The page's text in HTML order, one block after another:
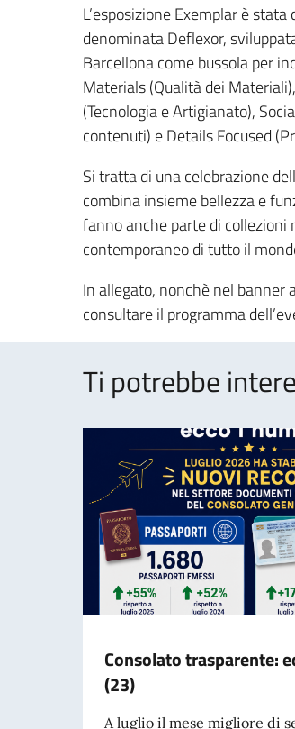
L’esposizione Exemplar è
denominata Deflexor,
Barcellona come bussola per
Materials (Qualità dei
(Tecnologia e Artigianato),
contenuti) e Details Focused
Si tratta di una celebrazione
combina insieme bellezza e
fanno anche parte di collezioni
contemporaneo di tutto il
In allegato, nonchè nel banner
consultare il programma
Ti potrebbe
Consolato trasparente:
(23)
A luglio il mese migliore di